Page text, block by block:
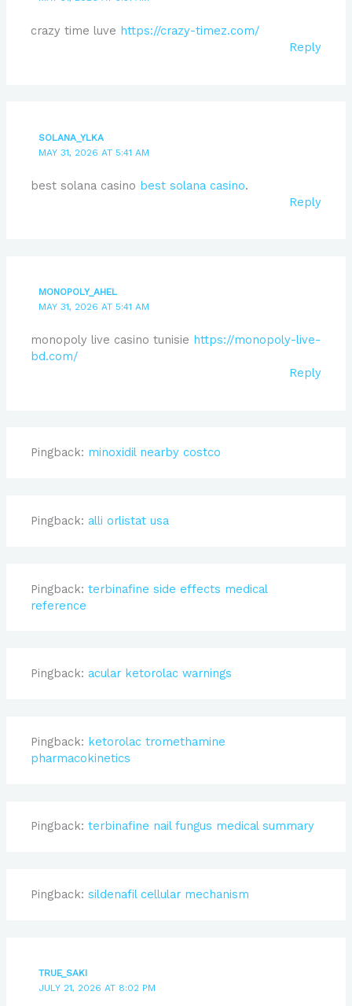
crazy time luve https://crazy-timez.com/
Reply
SOLANA_YLKA
MAY 31, 2026 AT 5:41 AM
best solana casino best solana casino.
Reply
MONOPOLY_AHEL
MAY 31, 2026 AT 5:41 AM
monopoly live casino tunisie https://monopoly-live-
bd.com/
Reply
Pingback: minoxidil nearby costco
Pingback: alli orlistat usa
Pingback:terbinafine side effects medical
reference
Pingback: acular ketorolac warnings
Pingback: ketorolac tromethamine
pharmacokinetics
Pingback:terbinafine nail fungus medical summary
Pingback:sildenafil cellular mechanism
TRUE_SAKI
JULY 21, 2026 AT 8:02 PM